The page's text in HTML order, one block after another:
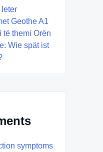
leter
Geothe A1
të themi Orën
Wie spät ist
symptoms